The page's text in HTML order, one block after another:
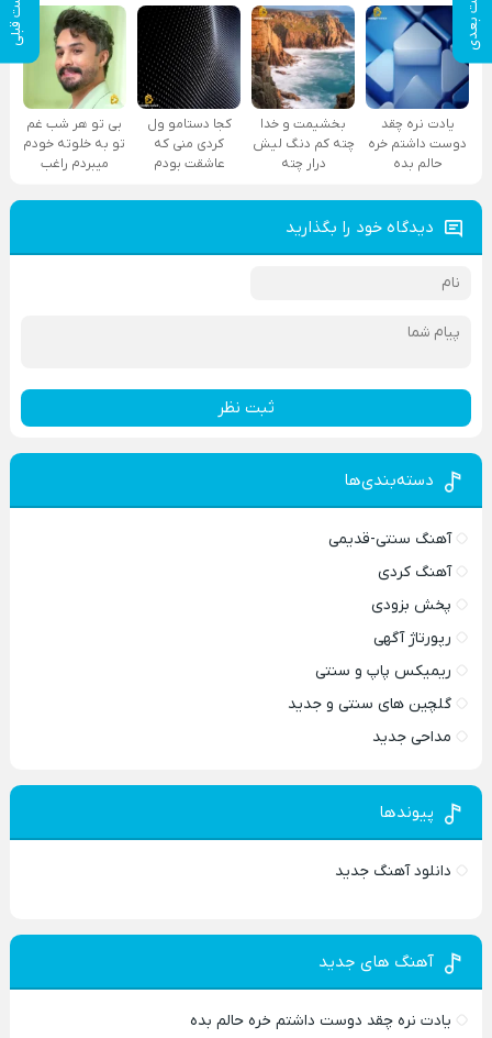
پست بعدی پست قبلی
یادت نره چقد
دوست داشتم خره
حالم بده
بخشیمت و خدا
چته کم دنگ لیش
درار چته
کجا دستامو ول
کردی منی که
عاشقت بودم
بی تو هر شب غم
تو به خلوته خودم
میبردم راغب
دیدگاه خود را بگذارید
ثبت نظر
دسته‌بندی‌ها
آهنگ سنتی-قدیمی
آهنگ کردی
پخش بزودی
رپورتاژ آگهی
ریمیکس پاپ و سنتی
گلچین های سنتی و جدید
مداحی جدید
پیوندها
دانلود آهنگ جدید
آهنگ های جدید
یادت نره چقد دوست داشتم خره حالم بده